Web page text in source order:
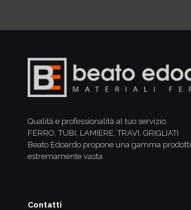
Qualità e professionalità al tuo servizio.
FERRO, TUBI, LAMIERE, TRAVI, GRIGLIATI
Beato Edoardo propone una gamma prodotti
estremamente vasta.
Contatti